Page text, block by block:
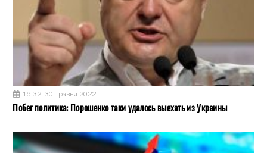
16:32, 30 Травня 2022
Побег политика: Порошенко таки удалось выехать из Украины